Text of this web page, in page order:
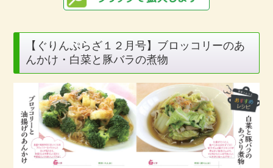
【ぐりんぷらざ１２月号】ブロッコリーのあ
んかけ・白菜と豚バラの煮物